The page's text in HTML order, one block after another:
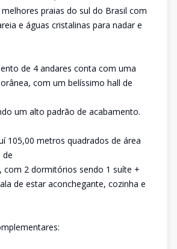
praias do sul do Brasil com
e águas cristalinas para nadar e
de 4 andares conta com uma
com um belíssimo hall de
um alto padrão de acabamento.
105,00 metros quadrados de área
de
com 2 dormitórios sendo 1 suíte +
de estar aconchegante, cozinha e